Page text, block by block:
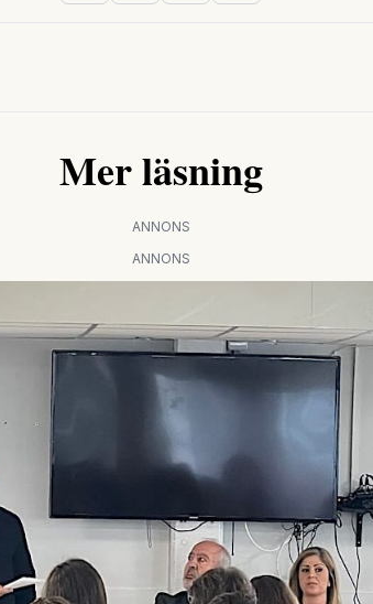
Mer läsning
ANNONS
ANNONS